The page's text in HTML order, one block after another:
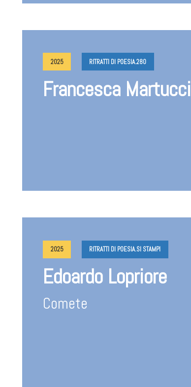
2025 RITRATTI DI POESIA.280
Francesca Martucci
2025 RITRATTI DI POESIA.SI STAMPI
Edoardo Lopriore
Comete